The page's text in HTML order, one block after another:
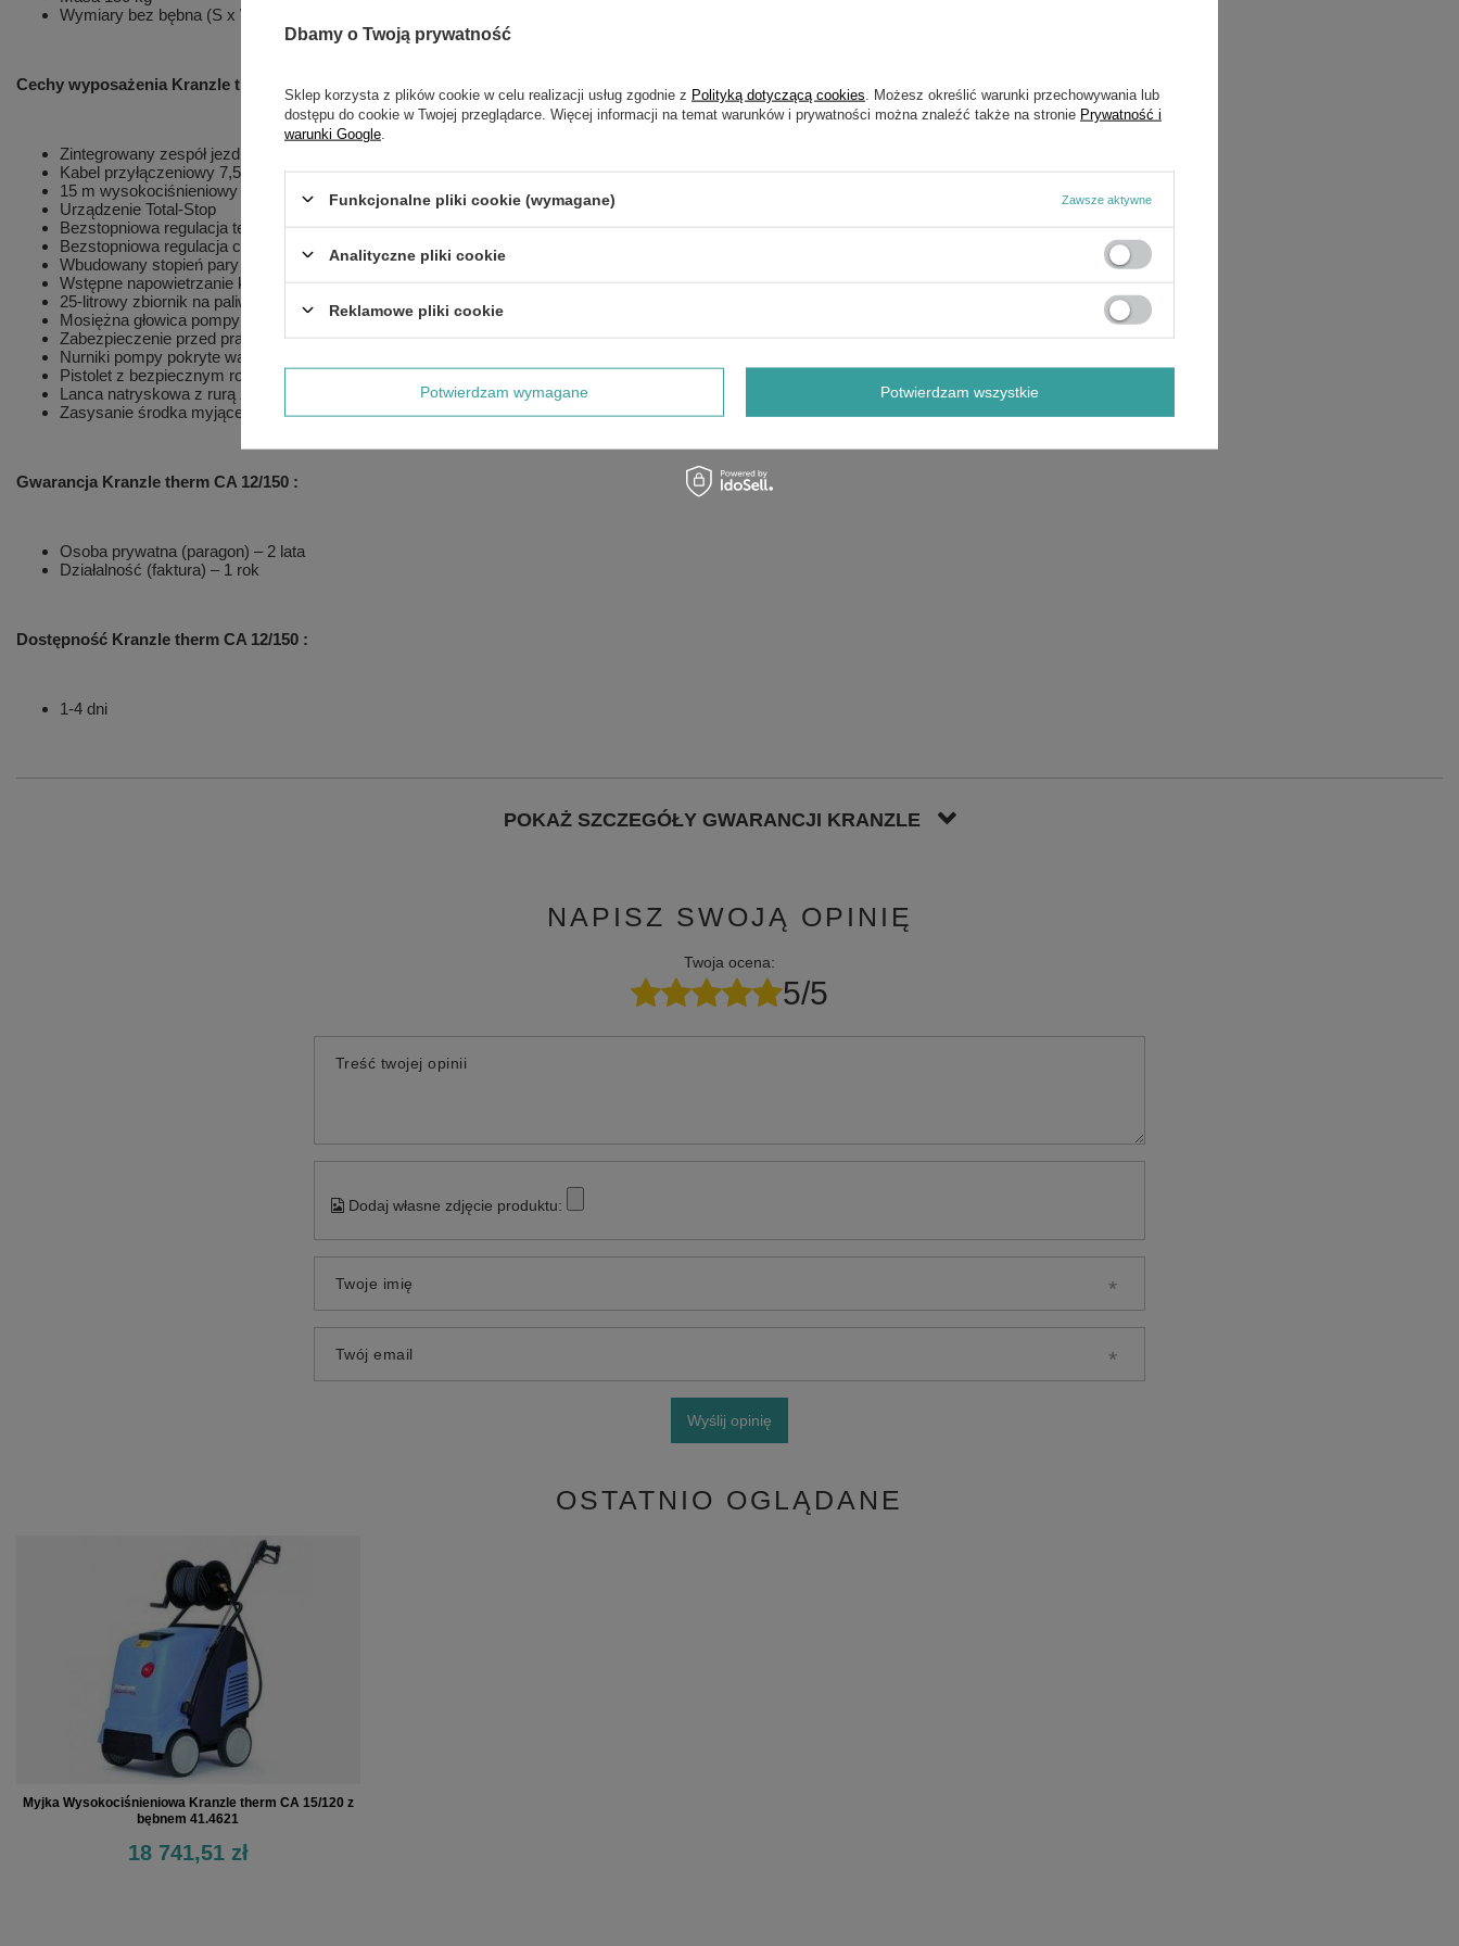
Wymiary bez bębna (S x W x G w mm) 860 x 600 x 980
Cechy wyposażenia Kranzle therm CA 15/120 :
Zintegrowany zespół jezdny
Kabel przyłączeniowy 7,5 m
15 m wysokociśnieniowy wąż z oplotem stalowym,
Urządzenie Total-Stop
Bezstopniowa regulacja temperatury
Bezstopniowa regulacja ciśnienia i ilości środka myjącego z zewnątrz
Wbudowany stopień pary
Wstępne napowietrzanie komory spalania
25-litrowy zbiornik na paliwo z układem kontroli rezerwy
Mosiężna głowica pompy
Zabezpieczenie przed pracą na sucho
Nurniki pompy pokryte warstwą ceramiki
Pistolet z bezpiecznym rozłączaniem
Lanca natryskowa z rurą ze stali szlachetnej
Zasysanie środka myjącego z filtrem
Gwarancja Kranzle therm CA 12/150 :
Osoba prywatna (paragon) – 2 lata
Działalność (faktura) – 1 rok
Dostępność Kranzle therm CA 12/150 :
1-4 dni
POKAŻ SZCZEGÓŁY GWARANCJI KRANZLE
NAPISZ SWOJĄ OPINIĘ
Twoja ocena:
5/5
Treść twojej opinii
Dodaj własne zdjęcie produktu:
Twoje imię
Twój email
Wyślij opinię
OSTATNIO OGLĄDANE
Myjka Wysokociśnieniowa Kranzle therm CA 15/120 z
bębnem 41.4621
18 741,51 zł
Dbamy o Twoją prywatność
Sklep korzysta z plików cookie w celu realizacji usług zgodnie z Polityką dotyczącą cookies . Możesz określić warunki przechowywania lub
dostępu do cookie w Twojej przeglądarce. Więcej informacji na temat warunków i prywatności można znaleźć także na stronie Prywatność i
warunki Google
Funkcjonalne pliki cookie (wymagane) Zawsze aktywne
Analityczne pliki cookie
Reklamowe pliki cookie
Potwierdzam wymagane Potwierdzam wszystkie